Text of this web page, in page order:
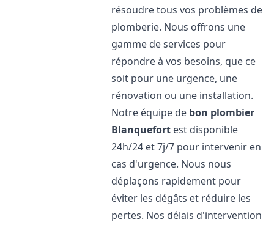
résoudre tous vos problèmes de
plomberie. Nous offrons une
gamme de services pour
répondre à vos besoins, que ce
soit pour une urgence, une
rénovation ou une installation.
Notre équipe de bon plombier
Blanquefort est disponible
24h/24 et 7j/7 pour intervenir en
cas d'urgence. Nous nous
déplaçons rapidement pour
éviter les dégâts et réduire les
pertes. Nos délais d'intervention